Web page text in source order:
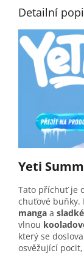
Detailní
Yeti
Tato příchuť je
chuťové buňky.
manga a
vlnou
který se
osvěžující